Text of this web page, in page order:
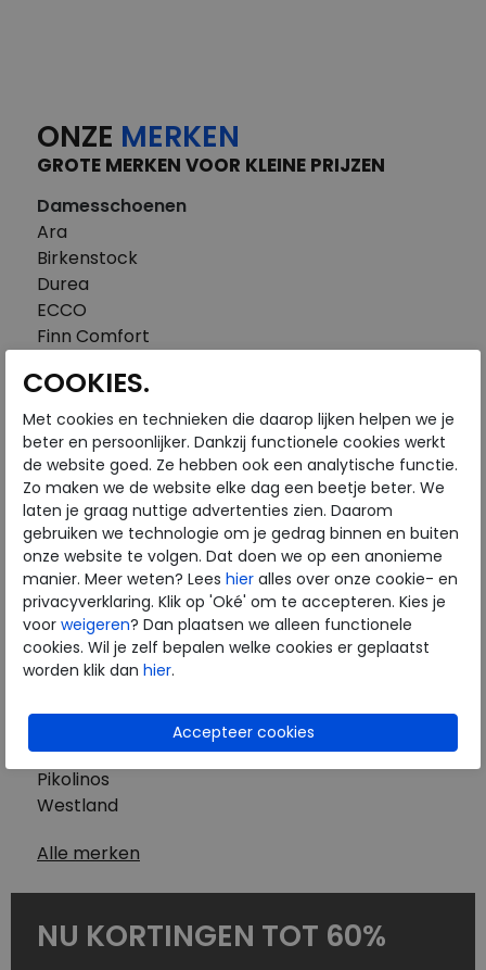
ONZE MERKEN
GROTE MERKEN VOOR KLEINE PRIJZEN
Damesschoenen
Ara
Birkenstock
Durea
ECCO
Finn Comfort
Gabor
Piedi Nudi
Pikolinos
Solidus
Think
Waldlaufer
Westland
Wolky
Herenschoenen
Australian
Birkenstock
Clarks
Mephisto
Pikolinos
Westland
Alle merken
NU KORTINGEN TOT 60%
COOKIES.
Met cookies en technieken die daarop lijken helpen we je
beter en persoonlijker. Dankzij functionele cookies werkt
de website goed. Ze hebben ook een analytische functie.
Zo maken we de website elke dag een beetje beter. We
laten je graag nuttige advertenties zien. Daarom
gebruiken we technologie om je gedrag binnen en buiten
onze website te volgen. Dat doen we op een anonieme
manier. Meer weten? Lees hier alles over onze cookie- en
privacyverklaring. Klik op 'Oké' om te accepteren. Kies je
voor weigeren? Dan plaatsen we alleen functionele
cookies. Wil je zelf bepalen welke cookies er geplaatst
worden klik dan hier.